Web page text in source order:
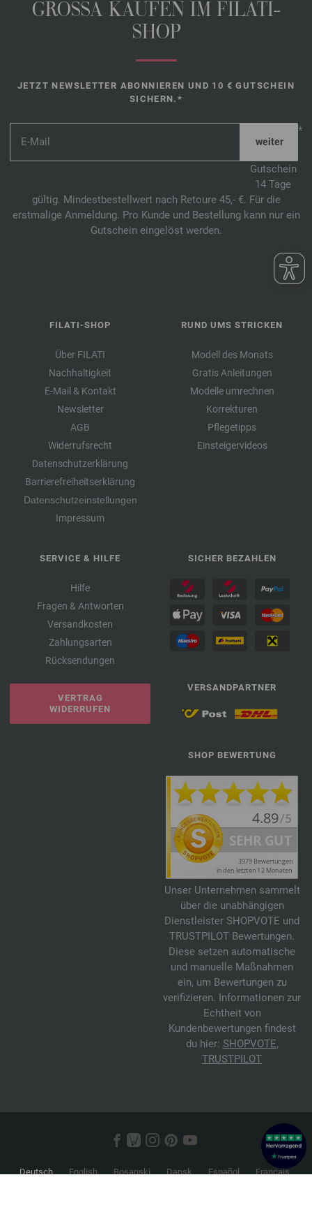
GROSSA KAUFEN IM FILATI-
SHOP
JETZT NEWSLETTER ABONNIEREN UND 10 € GUTSCHEIN
SICHERN.*
*
Gutschein
14 Tage
gültig. Mindestbestellwert nach Retoure 45,- €. Für die
erstmalige Anmeldung. Pro Kunde und Bestellung kann nur ein
Gutschein eingelöst werden.
FILATI-SHOP
Über FILATI
Nachhaltigkeit
E-Mail & Kontakt
Newsletter
AGB
Widerrufsrecht
Datenschutzerklärung
Barrierefreiheitserklärung
Datenschutzeinstellungen
Impressum
RUND UMS STRICKEN
Modell des Monats
Gratis Anleitungen
Modelle umrechnen
Korrekturen
Pflegetipps
Einsteigervideos
SERVICE & HILFE
Hilfe
Fragen & Antworten
Versandkosten
Zahlungsarten
Rücksendungen
VERTRAG
WIDERRUFEN
SICHER BEZAHLEN
VERSANDPARTNER
SHOP BEWERTUNG
Unser Unternehmen sammelt
über die unabhängigen
Dienstleister SHOPVOTE und
TRUSTPILOT Bewertungen.
Diese setzen automatische
und manuelle Maßnahmen
ein, um Bewertungen zu
verifizieren. Informationen zur
Echtheit von
Kundenbewertungen findest
du hier: SHOPVOTE,
TRUSTPILOT
Deutsch English Bosanski Dansk Español
Français